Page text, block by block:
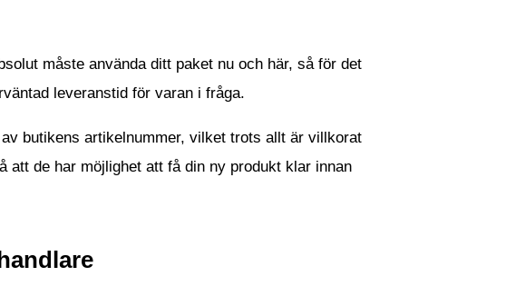
måste använda ditt paket nu och här, så för det
leveranstid för varan i fråga.
butikens artikelnummer, vilket trots allt är villkorat
att de har möjlighet att få din ny produkt klar innan